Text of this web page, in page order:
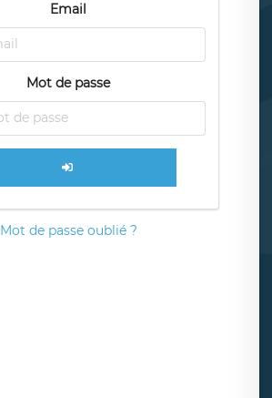
Email
Mot de passe
Mot de passe oublié ?